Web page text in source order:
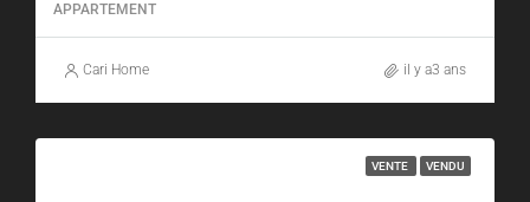
APPARTEMENT
Cari Home il y a3 ans
VENTE VENDU